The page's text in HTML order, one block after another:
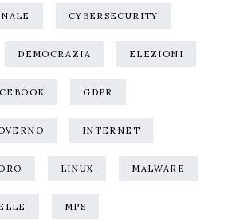
CYBERSECURITY
DEMOCRAZIA ELEZIONI
GDPR
INTERNET
LINUX MALWARE
MPS